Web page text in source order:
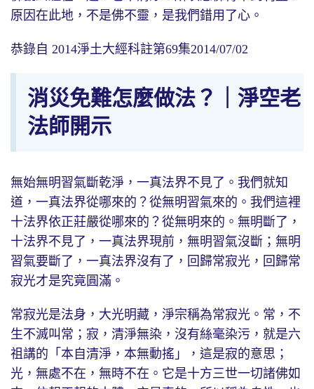
原因在此地，不是佛不靈，是我們錯用了心。
恭錄自 2014淨土大經科註第69集2014/07/02
消災免難怎麼做法？｜淨空老
法師開示
無始無明習氣斷乾淨，一真法界不見了。我們就知
道，一真法界從哪來的？從無明習氣來的。我們這裡
十法界依正莊嚴從哪來的？從無明來的。無明斷了，
十法界不見了，一真法界現前，無明習氣沒斷；無明
習氣要斷了，一真法界沒有了，回歸常寂光，回歸常
寂光才是究竟圓滿。
常寂光是法身，大光明藏，淨宗稱為常寂光。常，不
生不滅叫常；寂，清淨無染，沒有絲毫染污，就是六
祖講的「本自清淨，本無動搖」，這是寂的意思；
光，無處不在，無時不在。它是十方三世一切諸佛如